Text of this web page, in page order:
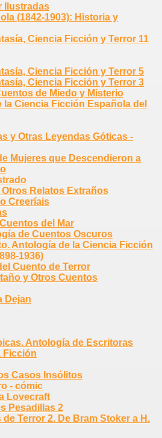
Ilustradas
(1842-1903): Historia y
Ciencia Ficción y Terror 11
Ciencia Ficción y Terror 5
Ciencia Ficción y Terror 3
de Miedo y Misterio
la Ciencia Ficción Española del
y Otras Leyendas Góticas -
Mujeres que Descendieron a
Relatos Extraños
Creeríais
del Mar
de Cuentos Oscuros
Antología de la Ciencia Ficción
1936)
Cuento de Terror
y Otros Cuentos
Dejan
Antología de Escritoras
Ficción
Casos Insólitos
- cómic
Lovecraft
Pesadillas 2
Terror 2. De Bram Stoker a H.